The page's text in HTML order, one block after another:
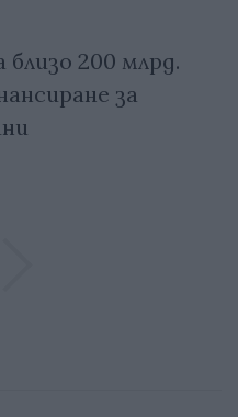
близо 200 млрд.
за